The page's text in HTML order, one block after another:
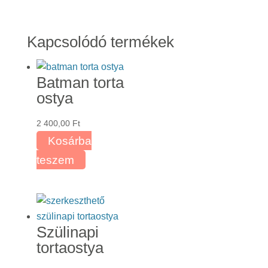
Kapcsolódó termékek
Batman torta
ostya
2 400,00 Ft
Kosárba
teszem
Szülinapi
tortaostya